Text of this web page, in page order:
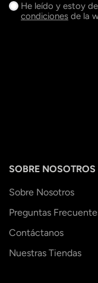
He leído y estoy
condiciones de la
SOBRE NOSOTROS
Sobre Nosotros
Preguntas
Contáctanos
Nuestras Tiendas